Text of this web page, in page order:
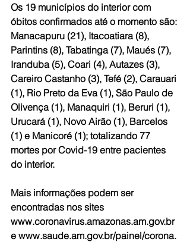
Os 19 municípios do interior com
óbitos confirmados até o momento são:
Manacapuru (21), Itacoatiara (8),
Parintins (8), Tabatinga (7), Maués (7),
Iranduba (5), Coari (4), Autazes (3),
Careiro Castanho (3), Tefé (2), Carauari
(1), Rio Preto da Eva (1), São Paulo de
Olivença (1), Manaquiri (1), Beruri (1),
Urucará (1), Novo Airão (1), Barcelos
(1) e Manicoré (1); totalizando 77
mortes por Covid-19 entre pacientes
do interior.
Mais informações podem ser
encontradas nos sites
www.coronavirus.amazonas.am.gov.br
e www.saude.am.gov.br/painel/corona.